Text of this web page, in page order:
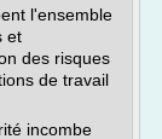
l'ensemble
et
des risques
de travail
incombe